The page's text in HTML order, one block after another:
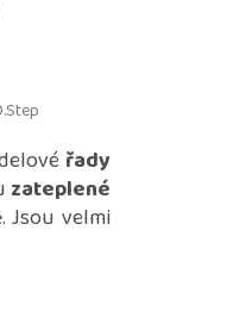
řady
zateplené
Jsou velmi